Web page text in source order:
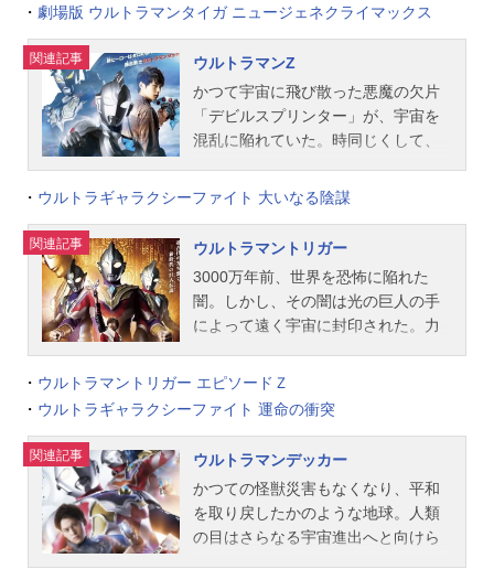
ージス）に就職し、日夜平和のため
も知らないある大きな秘密が眠って
いた。それはウルトラマンタイガ
の“光の粒子”が体内に宿っているとい
う秘密。ヒロユキの体からタイガが
蘇る時、新たな物語が始まる！作品
名ウルトラマンタイガ放送形態特撮
特撮スケジュール2019年7月6日
（土）～12月28日（土）テレビ東京
ほか話数全25話キャスト工藤ヒロユ
キ：井上祐貴ウルトラマンタイガ：
寺島拓篤ウルトラマンタイタス：日
宗谷ホマレ：諒太郎旭川ピリカ：吉
永アユリ佐々木カナ：新山千春霧
崎：七瀬公ウルトラマントレギア：
内田雄馬スタッフ脚本：林壮太郎、
中野貴雄、皐月彩、足木淳一郎、柳
井祥緒、三浦有為子、小林弘利、勝
冶京子、森江美咲監督：市野龍一、
・ 劇場版 ウルトラマンタイガ ニュージェネクライマックス
関連記事
ウルトラマンZ
かつて宇宙に飛び散った悪魔の欠片
「デビルスプリンター」が、宇宙を
混乱に陥れていた。時同じくして、
警備隊の新人・ウルトラマンゼット
って、地球へ降り立つ。その地球で
は、日常的に出現する怪獣に立ち向
かうべく、対怪獣ロボット部隊【ス
トレイジ】が組織されていた。ゼッ
トは初めての戦いで、ストレイジの
新人パイロット・ナツカワハルキと
一体化。平和を守るために立ち上が
る！しかし、その裏では、ゲーム感
覚で悪事を働く寄生生物セレブロ
が、恐ろしい暗躍を始めていた…。
作品名ウルトラマンZ放送形態特撮シ
リーズウルトラシリーズジャンル特
撮スケジュール2020年6月20日
・ ウルトラギャラクシーファイト 大いなる陰謀
関連記事
ウルトラマントリガー
3000万年前、世界を恐怖に陥れた
闇。しかし、その闇は光の巨人の手
によって遠く宇宙に封印された。力
人。そして時は流れ――。地球平和
同盟TPUがエキスパートチームGUTS
-SELECTの編成を急ぐ中、マナカケ
して平穏に暮らしていた。しかしそ
の暮らしは、ある日突然終りを告げ
ることになる。超古代で封印された
闇が再び息を吹き返したのだ！火星
・ ウルトラマントリガー エピソードＺ
・ ウルトラギャラクシーファイト 運命の衝突
関連記事
ウルトラマンデッカー
かつての怪獣災害もなくなり、平和
を取り戻したかのような地球。人類
の目はさらなる宇宙進出へと向けら